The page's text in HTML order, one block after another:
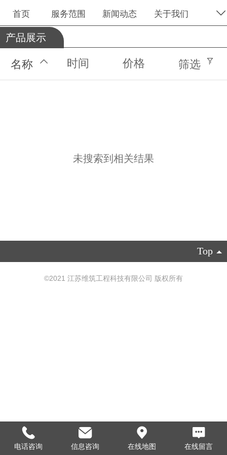
首页 服务范围 新闻动态 关于我们
产品展示
名称 时间 价格 筛选
未搜索到相关结果
Top
©2021 江苏维筑工程科技有限公司 版权所有
电话咨询 信息咨询 在线地图 在线留言